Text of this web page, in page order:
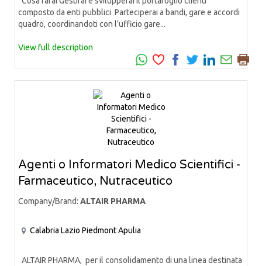
composto da enti pubblici Parteciperai a bandi, gare e accordi
quadro, coordinandoti con l’ufficio gare...
View full description
Agenti o Informatori Medico Scientifici -
Farmaceutico, Nutraceutico
Company/Brand: ALTAIR PHARMA
Calabria Lazio PiedmontApulia
ALTAIR PHARMA, per il consolidamento di una linea destinata